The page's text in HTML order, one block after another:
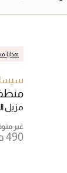
هدايا
مزيل
غير